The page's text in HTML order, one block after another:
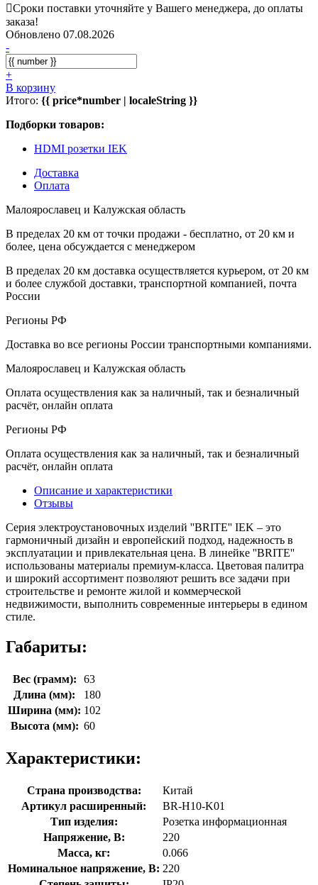
Сроки поставки уточняйте у Вашего менеджера, до оплаты
заказа!
Обновлено 07.08.2026
-
+
В корзину
Итого: {{ price*number | localeString }}
Подборки товаров:
HDMI розетки IEK
Доставка
Оплата
Малоярославец и Калужская область
В пределах 20 км от точки продажи - бесплатно, от 20 км и
более, цена обсуждается с менеджером
В пределах 20 км доставка осуществляется курьером, от 20 км
и более службой доставки, транспортной компанией, почта
России
Регионы РФ
Доставка во все регионы России транспортными компаниями.
Малоярославец и Калужская область
Оплата осуществления как за наличный, так и безналичный
расчёт, онлайн оплата
Регионы РФ
Оплата осуществления как за наличный, так и безналичный
расчёт, онлайн оплата
Описание и характеристики
Отзывы
Серия электроустановочных изделий ''BRITE'' IEK – это
гармоничный дизайн и европейский подход, надежность в
эксплуатации и привлекательная цена. В линейке ''BRITE''
использованы материалы премиум-класса. Цветовая палитра
и широкий ассортимент позволяют решить все задачи при
строительстве и ремонте жилой и коммерческой
недвижимости, выполнить современные интерьеры в едином
стиле.
Габариты:
Вес (грамм):
63
Длина (мм):
180
Ширина (мм): 102
Высота (мм): 60
Характеристики:
Страна производства:
Китай
Артикул расширенный:
BR-H10-K01
Тип изделия:
Розетка информационная
Напряжение, В:
220
Масса, кг:
0.066
Номинальное напряжение, В: 220